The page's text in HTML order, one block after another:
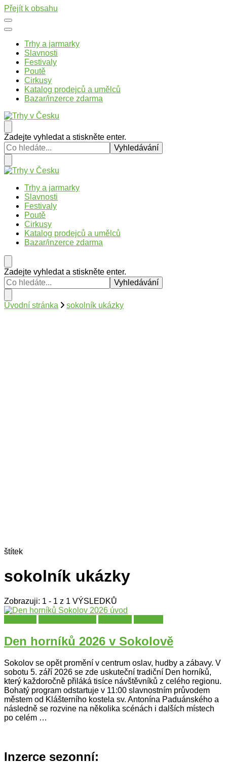
Přejít k obsahu
Trhy a jarmarky
Slavnosti
Festivaly
Poutě
Cirkusy
Katalog prodejců a umělců
Bazar/inzerce zdarma
Trhy v Česku
Trhy, jarmarky, slavnosti a poutě v České republice
Hledáte
něco
?
Zadejte vyhledat a stiskněte enter.
Trhy v Česku
Trhy, jarmarky, slavnosti a poutě v České republice
Trhy a jarmarky
Slavnosti
Festivaly
Poutě
Cirkusy
Katalog prodejců a umělců
Bazar/inzerce zdarma
Hledáte
něco
?
Zadejte vyhledat a stiskněte enter.
Úvodní stránka sokolník ukázky
štítek
sokolník ukázky
Zobrazuji: 1 - 1 z 1 VÝSLEDKŮ
Den horníků 2026 v Sokolově
Sokolov se opět promění v centrum oslav, hudby a zábavy. V
sobotu 5. září 2026 se zde uskuteční tradiční Den horníků,
který každoročně přiláká tisíce návštěvníků z celého regionu.
Bohatý program odstartuje v 11:00 slavnostním průvodem
městem od Klášterního kostela sv. Antonína Paduánského a
následně se rozvine na několika scénách i dalších místech
po celém …
Inzerce sezonní: